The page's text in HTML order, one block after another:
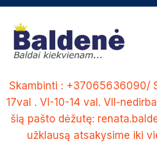
Skip
content
Skambinti : +37065636090/
17val . VI-10-14 val. VII-
šią pašto dėžutę:
užklausą atsakysime iki